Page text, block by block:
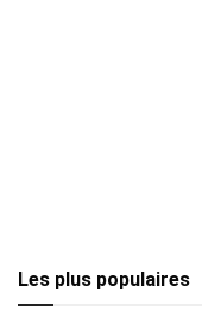
Les plus populaires